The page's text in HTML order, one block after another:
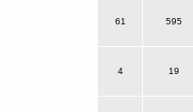
61 595
4 19